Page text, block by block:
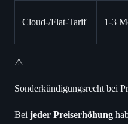
Cloud-/Flat-Tarif 1-3
⚠️
Sonderkündigungsrecht bei
Bei jeder Preiserhöhung